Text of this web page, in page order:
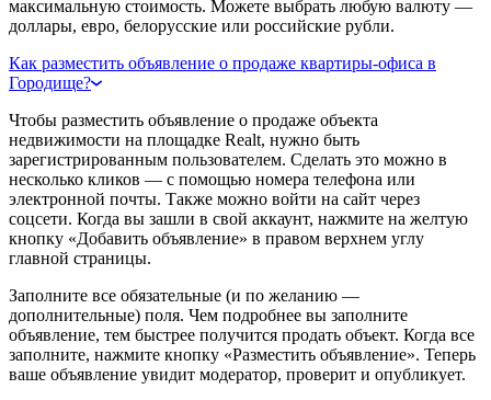
максимальную стоимость. Можете выбрать любую валюту —
доллары, евро, белорусские или российские рубли.
Как разместить объявление о продаже квартиры-офиса в
Городище?
Чтобы разместить объявление о продаже объекта
недвижимости на площадке Realt, нужно быть
зарегистрированным пользователем. Сделать это можно в
несколько кликов — с помощью номера телефона или
электронной почты. Также можно войти на сайт через
соцсети. Когда вы зашли в свой аккаунт, нажмите на желтую
кнопку «Добавить объявление» в правом верхнем углу
главной страницы.
Заполните все обязательные (и по желанию —
дополнительные) поля. Чем подробнее вы заполните
объявление, тем быстрее получится продать объект. Когда все
заполните, нажмите кнопку «Разместить объявление». Теперь
ваше объявление увидит модератор, проверит и опубликует.